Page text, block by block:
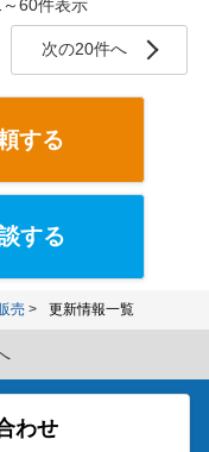
60件表示
次の20件へ
する
する
売 更新情報一覧
わせ